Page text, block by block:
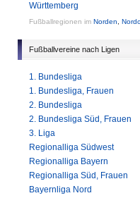
Württemberg
Fußballregionen im Norden
Fußballvereine nach Ligen
1. Bundesliga
1. Bundesliga, Frauen
2. Bundesliga
2. Bundesliga Süd, Frauen
3. Liga
Regionalliga Südwest
Regionalliga Bayern
Regionalliga Süd, Frauen
Bayernliga Nord